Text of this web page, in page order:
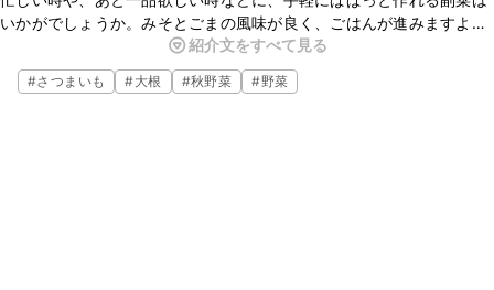
いかがでしょうか。みそとごまの風味が良く、ごはんが進みますよ。
お酒のおつまみとしてもぴったりなので、是非作ってみてください
ね。
紹介文をすべて見る
#さつまいも #大根 #秋野菜 #野菜